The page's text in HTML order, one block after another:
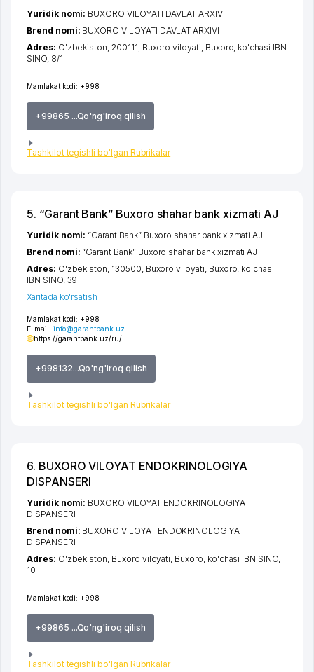
Mamlakat kodi: +998
+99865 ...Qo'ng'iroq qilish
Tashkilot tegishli bo'lgan Rubrikalar
Yuridik nomi: BUХORO VILOYATI DAVLAT ARXIVI
Brend nomi: BUХORO VILOYATI DAVLAT ARXIVI
Adres: O'zbekiston, 200111, Buxoro viloyati Buxoro ko'chasi IBN
SINO, 8/1
5. “Garant Bank” Buxoro shahar bank xizmati AJ
Mamlakat kodi: +998
E-mail: info@garantbank.uz
https://garantbank.uz/ru/
+998132...Qo'ng'iroq qilish
Tashkilot tegishli bo'lgan Rubrikalar
Yuridik nomi: “Garant Bank” Buxoro shahar bank xizmati AJ
Brend nomi: “Garant Bank” Buxoro shahar bank xizmati AJ
Adres: O'zbekiston, 130500, Buxoro viloyati Buxoro ko'chasi
IBN SINO, 39
Xaritada ko'rsatish
6. BUXORO VILOYAT ENDOKRINOLOGIYA
DISPANSERI
Mamlakat kodi: +998
+99865 ...Qo'ng'iroq qilish
Tashkilot tegishli bo'lgan Rubrikalar
Yuridik nomi: BUXORO VILOYAT ENDOKRINOLOGIYA
DISPANSERI
Brend nomi: BUXORO VILOYAT ENDOKRINOLOGIYA
DISPANSERI
Adres: O'zbekiston, Buxoro viloyati, Buxoro, ko'chasi IBN SINO,
10